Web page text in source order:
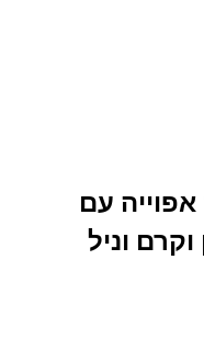
עם
וניל